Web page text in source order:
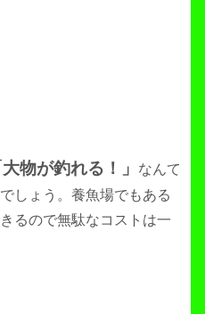
大物が釣れる！」
なんて
しょう。養魚場でもある
るので無駄なコストは一